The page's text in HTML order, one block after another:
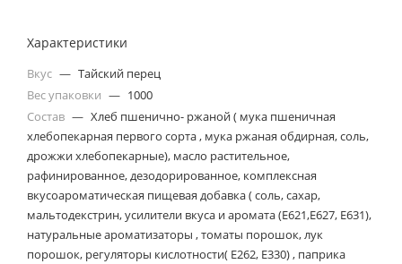
Характеристики
Вкус — Тайский перец
Вес упаковки — 1000
Состав — Хлеб пшенично- ржаной ( мука пшеничная
хлебопекарная первого сорта , мука ржаная обдирная, соль,
дрожжи хлебопекарные), масло растительное,
рафинированное, дезодорированное, комплексная
вкусоароматическая пищевая добавка ( соль, сахар,
мальтодекстрин, усилители вкуса и аромата (Е621,Е627, Е631),
натуральные ароматизаторы , томаты порошок, лук
порошок, регуляторы кислотности( Е262, Е330) , паприка